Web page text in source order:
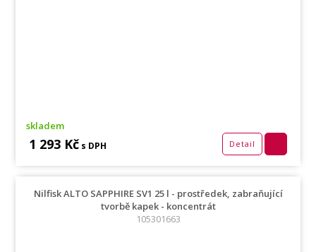
skladem
1 293 Kč s DPH Detail
Nilfisk ALTO SAPPHIRE SV1 25 l - prostředek, zabraňující
tvorbě kapek - koncentrát
105301663